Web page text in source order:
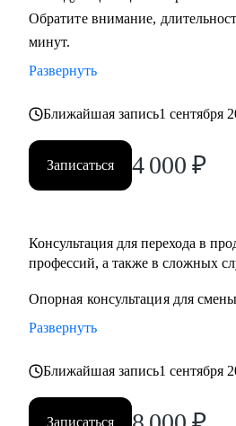
• Профессионалам из смежных
развитие бизнеса, дизайн),
продуктом.
• Владельцам стартапа.
Обратите внимание,
минут.
Развернуть
Ближайшая запись1 сентября
Записаться 4 000 ₽
Консультация для перехода в
профессий, а также в сложных
Опорная консультация для
Развернуть
Ближайшая запись1 сентября
Записаться